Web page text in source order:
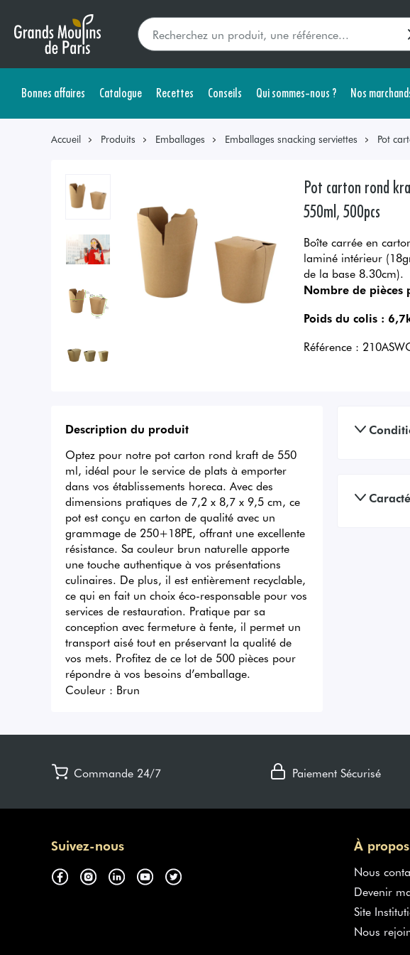
Bonnes affaires Catalogue Recettes Conseils Qui sommes-nous ? Nos
Accueil Produits Emballages Emballages snacking serviettes Pot
Pot carton rond
550ml, 500pcs
Boîte carrée en
laminé intérieur
de la base 8.30cm).
Nombre de pièces
Poids du colis :
Référence :
Description du produit
Optez pour notre pot carton rond kraft de 550
ml, idéal pour le service de plats à emporter
dans vos établissements horeca. Avec des
dimensions pratiques de 7,2 x 8,7 x 9,5 cm, ce
pot est conçu en carton de qualité avec un
grammage de 250+18PE, offrant une excellente
résistance. Sa couleur brun naturelle apporte
une touche authentique à vos présentations
culinaires. De plus, il est entièrement recyclable,
ce qui en fait un choix éco-responsable pour vos
services de restauration. Pratique par sa
conception avec fermeture à fente, il permet un
transport aisé tout en préservant la qualité de
vos mets. Profitez de ce lot de 500 pièces pour
répondre à vos besoins d’emballage.
Couleur : Brun
Commande 24/7 Paiement Sécurisé
Suivez-nous À propos
Nous
Devenir
Site
Nous